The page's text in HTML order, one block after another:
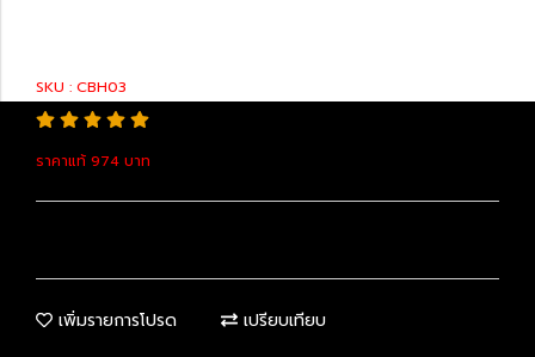
SKU : CBH03
ราคาแท้ 974 บาท
เพิ่มรายการโปรด เปรียบเทียบ